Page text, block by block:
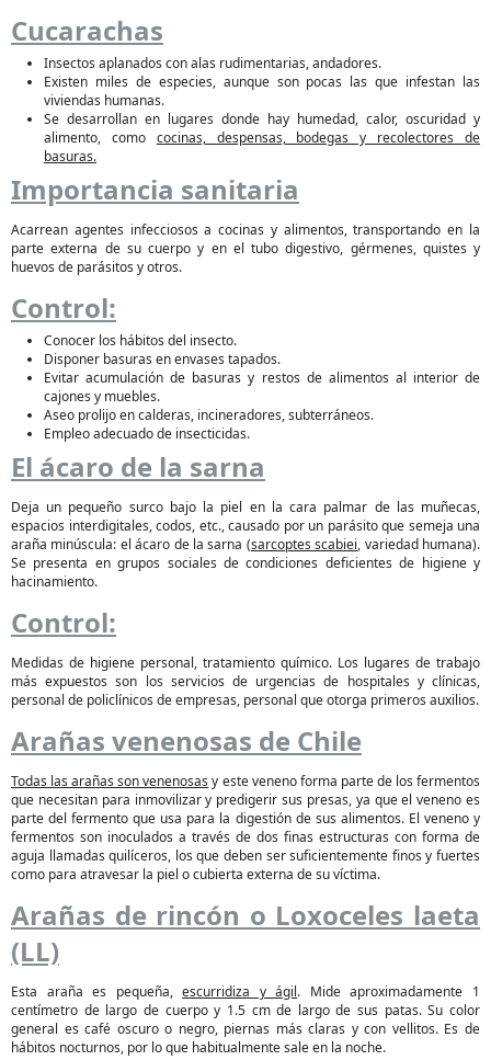
Cucarachas
Insectos aplanados con alas rudimentarias, andadores.
Existen miles de especies, aunque son pocas las que infestan las
viviendas humanas.
Se desarrollan en lugares donde hay humedad, calor, oscuridad y
alimento, como cocinas, despensas, bodegas y recolectores de
basuras.
Importancia sanitaria
Acarrean agentes infecciosos a cocinas y alimentos, transportando en la
parte externa de su cuerpo y en el tubo digestivo, gérmenes, quistes y
huevos de parásitos y otros.
Control:
Conocer los hábitos del insecto.
Disponer basuras en envases tapados.
Evitar acumulación de basuras y restos de alimentos al interior de
cajones y muebles.
Aseo prolijo en calderas, incineradores, subterráneos.
Empleo adecuado de insecticidas.
El ácaro de la sarna
Deja un pequeño surco bajo la piel en la cara palmar de las muñecas,
espacios interdigitales, codos, etc., causado por un parásito que semeja una
araña minúscula: el ácaro de la sarna (sarcoptes scabiei, variedad humana).
Se presenta en grupos sociales de condiciones deficientes de higiene y
hacinamiento.
Control:
Medidas de higiene personal, tratamiento químico. Los lugares de trabajo
más expuestos son los servicios de urgencias de hospitales y clínicas,
personal de policlínicos de empresas, personal que otorga primeros auxilios.
Arañas venenosas de Chile
Todas las arañas son venenosas y este veneno forma parte de los fermentos
que necesitan para inmovilizar y predigerir sus presas, ya que el veneno es
parte del fermento que usa para la digestión de sus alimentos. El veneno y
fermentos son inoculados a través de dos finas estructuras con forma de
aguja llamadas quilíceros, los que deben ser suficientemente finos y fuertes
como para atravesar la piel o cubierta externa de su víctima.
Arañas de rincón o Loxoceles laeta
(LL)
Esta araña es pequeña,escurridiza y ágil. Mide aproximadamente 1
centímetro de largo de cuerpo y 1.5 cm de largo de sus patas. Su color
general es café oscuro o negro, piernas más claras y con vellitos. Es de
hábitos nocturnos, por lo que habitualmente sale en la noche.